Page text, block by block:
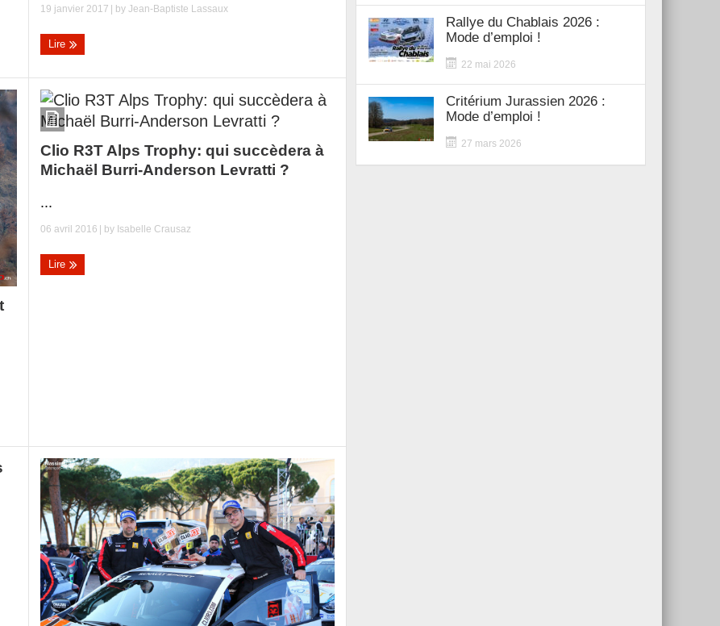
19 janvier 2017 | byJean-Baptiste Lassaux
Lire
Clio R3T Alps Trophy: qui succèdera à
Michaël Burri-Anderson Levratti ?
...
06 avril 2016 | by Isabelle Crausaz
Lire
Rallye du Chablais 2026 :
Mode d’emploi !
22 mai 2026
Critérium Jurassien 2026 :
Mode d’emploi !
27 mars 2026